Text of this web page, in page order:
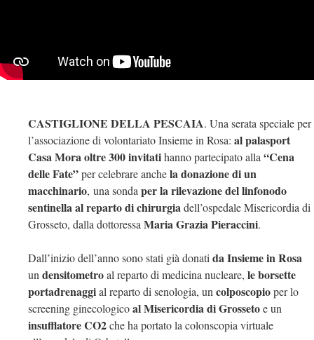
CASTIGLIONE DELLA PESCAIA. Una serata speciale per
l’associazione di volontariato Insieme in Rosa: al palasport
Casa Mora oltre 300 invitatihanno partecipato alla“Cena
delle Fate”per celebrare anchela donazione di un
macchinario, una sondaper la rilevazione del linfonodo
sentinellaal reparto di chirurgiadell’ospedale Misericordia di
Grosseto, dalla dottoressaMaria Grazia Pieraccini.
Dall’inizio dell’anno sono stati già donatida Insieme in Rosa
undensitometroal reparto di medicina nucleare, le borsette
portadrenaggial reparto di senologia, uncolposcopioper lo
screening ginecologicoal Misericordia di Grossetoe un
insufflatore CO2che ha portato la colonscopia virtuale